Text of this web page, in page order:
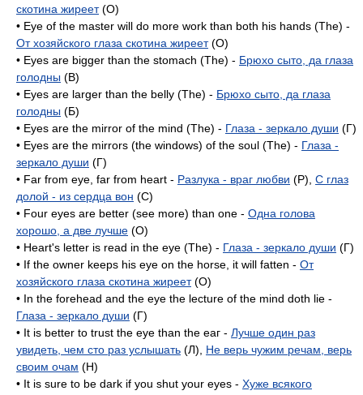
скотина жиреет(O)
• Eye of the master will do more work than both his hands (The) -
От хозяйского глаза скотина жиреет(O)
• Eyes are bigger than the stomach (The) - Брюхо сыто, да глаза
голодны (B)
• Eyes are larger than the belly (The) - Брюхо сыто, да глаза
голодны (Б)
• Eyes are the mirror of the mind (The) - Глаза - зеркало души (Г)
• Eyes are the mirrors (the windows) of the soul (The) - Глаза -
зеркало души (Г)
• Far from eye, far from heart - Разлука - враг любви (P), С глаз
долой - из сердца вон (C)
• Four eyes are better (see more) than one - Одна голова
хорошо, а две лучше (O)
• Heart's letter is read in the eye (The) - Глаза - зеркало души (Г)
• If the owner keeps his eye on the horse, it will fatten - От
хозяйского глаза скотина жиреет(O)
• In the forehead and the eye the lecture of the mind doth lie -
Глаза - зеркало души (Г)
• It is better to trust the eye than the еаг - Лучше один раз
увидеть, чем сто раз услышать (Л), Не верь чужим речам, верь
своим очам (H)
• It is sure to be dark if you shut your eyes - Хуже всякого